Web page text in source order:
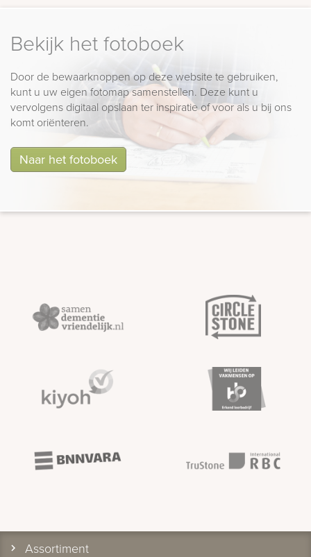
Bekijk het fotoboek
Door de bewaarknoppen op deze website te gebruiken,
kunt u uw eigen fotomap samenstellen. Deze kunt u
vervolgens digitaal opslaan ter inspiratie of voor als u bij ons
komt oriënteren.
Naar het fotoboek
Assortiment